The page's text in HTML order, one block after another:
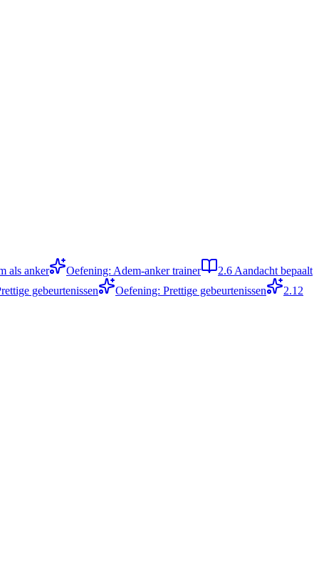
als anker Oefening: Adem-anker trainer 2.6 Aandacht bepaalt
gebeurtenissen
Oefening: Prettige gebeurtenissen 2.12